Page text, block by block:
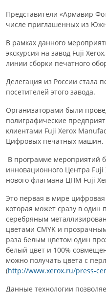
Представители «Армавир
числе приглашенных из
В рамках данного
экскурсия на завод Fuji
линии сборки печатного
Делегация из России стала
посетителей этого завода.
Организаторами были
полиграфические
клиентами Fuji Xerox
Цифровых печатных машин.
В программе мероприятий
инновационного Центра
нового флагмана ЦПМ Fuji
Это первая в мире
которая может сразу в один
серебряным
цветами CMYK и
раза белым цветом один
белый цвет и 100%
можно получать цвета с
(http://www.xerox.ru/press-
Данные технологии